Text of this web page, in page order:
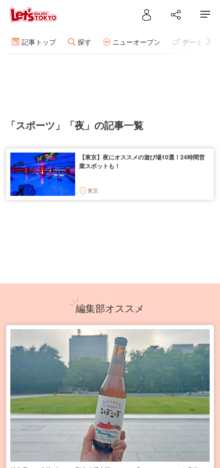
記事トップ 探す ニューオープン デート
「スポーツ」「夜」の記事一覧
【東京】夜にオススメの遊び場10選！24時間営
業スポットも！
東京
編集部オススメ